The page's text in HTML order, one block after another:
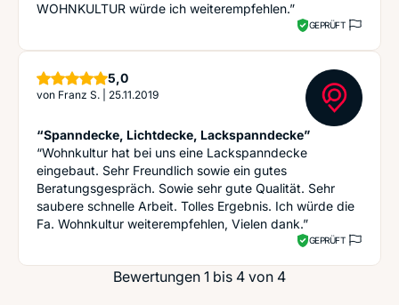
WOHNKULTUR würde ich weiterempfehlen.”
GEPRÜFT
5,0Sterne
von Franz S. 25.11.2019
“Spanndecke, Lichtdecke, Lackspanndecke”
“Wohnkultur hat bei uns eine Lackspanndecke
eingebaut. Sehr Freundlich sowie ein gutes
Beratungsgespräch. Sowie sehr gute Qualität. Sehr
saubere schnelle Arbeit. Tolles Ergebnis. Ich würde die
Fa. Wohnkultur weiterempfehlen, Vielen dank.”
GEPRÜFT
Bewertungen 1 bis 4 von 4